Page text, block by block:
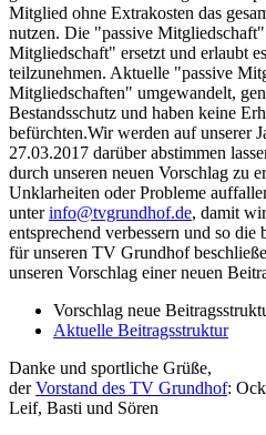
Mitglied ohne Extrakosten das
nutzen. Die "passive
Mitgliedschaft" ersetzt und erlaubt
teilzunehmen. Aktuelle "passive
Mitgliedschaften" umgewandelt,
Bestandsschutz und haben keine
befürchten.Wir werden auf unserer
27.03.2017 darüber abstimmen
durch unseren neuen Vorschlag zu
Unklarheiten oder Probleme
unterinfo@tvgrundhof.de, damit
entsprechend verbessern und so
für unseren TV Grundhof
unseren Vorschlag einer neuen
Vorschlag neue
Aktuelle Beitragsstruktur
Danke und sportliche Grüße,
derVorstand des TV Grundhof:
Leif, Basti und Sören